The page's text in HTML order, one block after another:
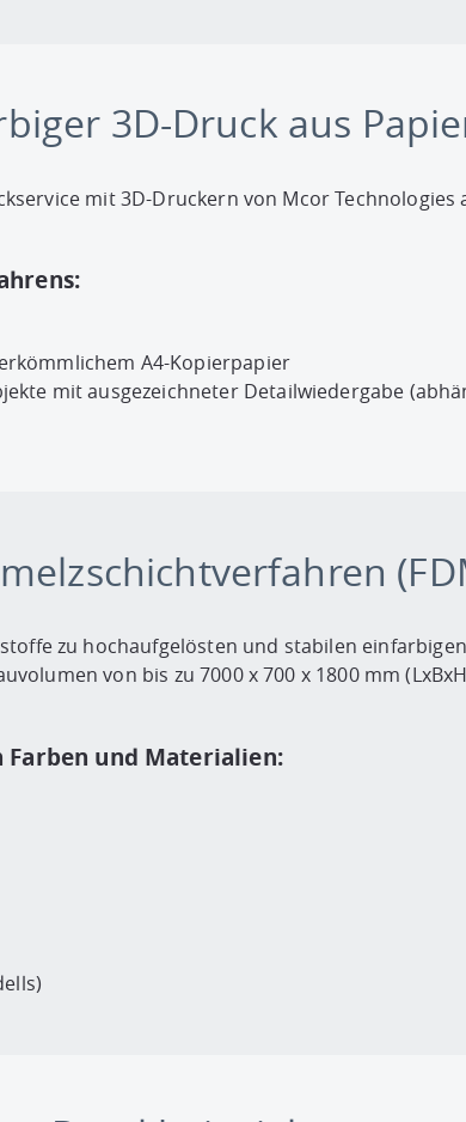
3D-Druck aus
mit 3D-Druckern von Mcor
A4-Kopierpapier
mit ausgezeichneter Detailwiedergabe
zu hochaufgelösten und stabilen
von bis zu 7000 x 700 x 1800 mm
und Materialien: